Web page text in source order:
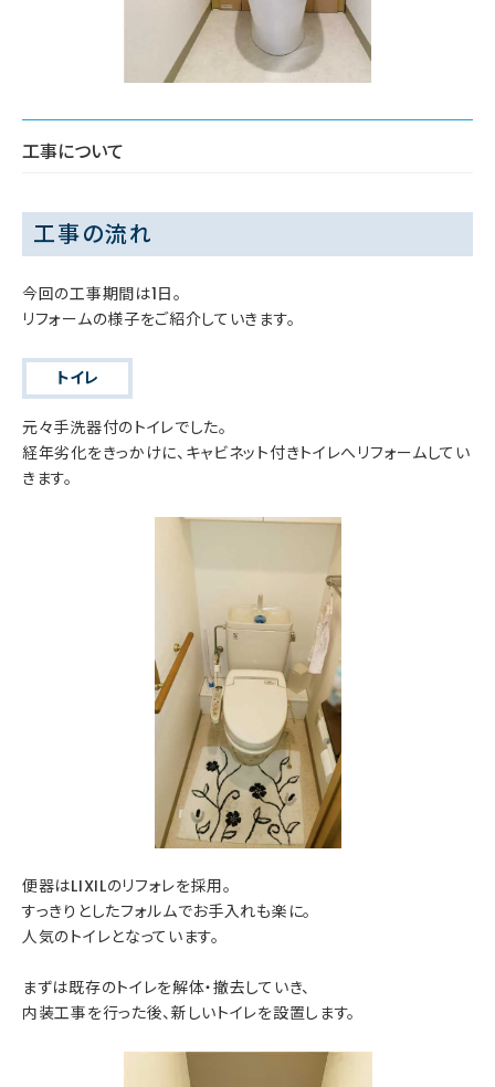
工事について
工事の流れ
今回の工事期間は1日。
リフォームの様子をご紹介していきます。
トイレ
元々手洗器付のトイレでした。
経年劣化をきっかけに、キャビネット付きトイレへリフォームしてい
きます。
便器はLIXILのリフォレを採用。
すっきりとしたフォルムでお手入れも楽に。
人気のトイレとなっています。
まずは既存のトイレを解体・撤去していき、
内装工事を行った後、新しいトイレを設置します。